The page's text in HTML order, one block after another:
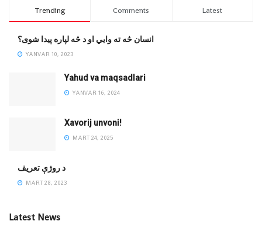
Trending Comments Latest
انسان څه ته وایي او د څه لپاره پیدا شوی؟
YANVAR 10, 2023
Yahud va maqsadlari
YANVAR 16, 2024
Xavorij unvoni!
MART 24, 2025
‌د روژې تعریف
MART 28, 2023
Latest News